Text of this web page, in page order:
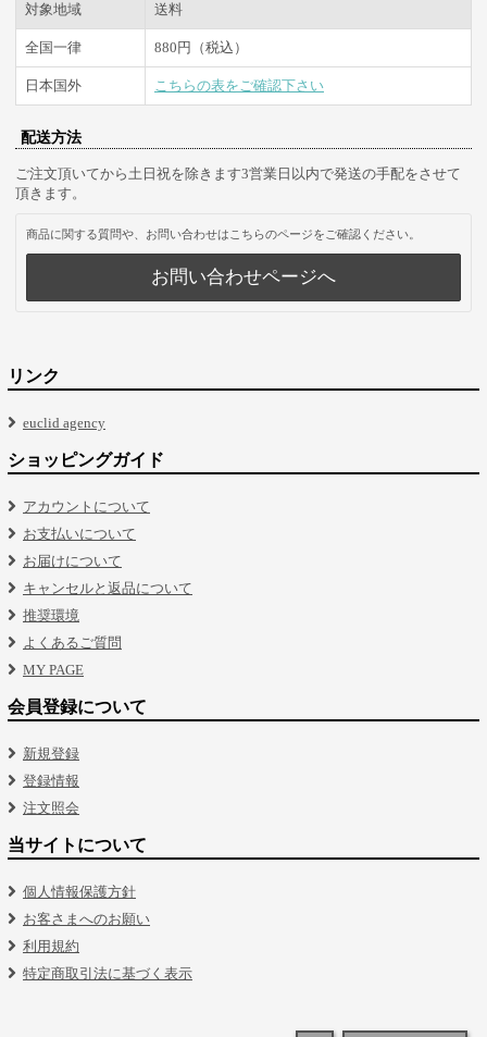
対象地域 送料
全国一律 880円（税込）
日本国外 こちらの表をご確認下さい
配送方法
ご注文頂いてから土日祝を除きます3営業日以内で発送の手配をさせて
頂きます。
商品に関する質問や、お問い合わせはこちらのページをご確認ください。
お問い合わせページへ
リンク
euclid agency
ショッピングガイド
アカウントについて
お支払いについて
お届けについて
キャンセルと返品について
推奨環境
よくあるご質問
MY PAGE
会員登録について
新規登録
登録情報
注文照会
当サイトについて
個人情報保護方針
お客さまへのお願い
利用規約
特定商取引法に基づく表示